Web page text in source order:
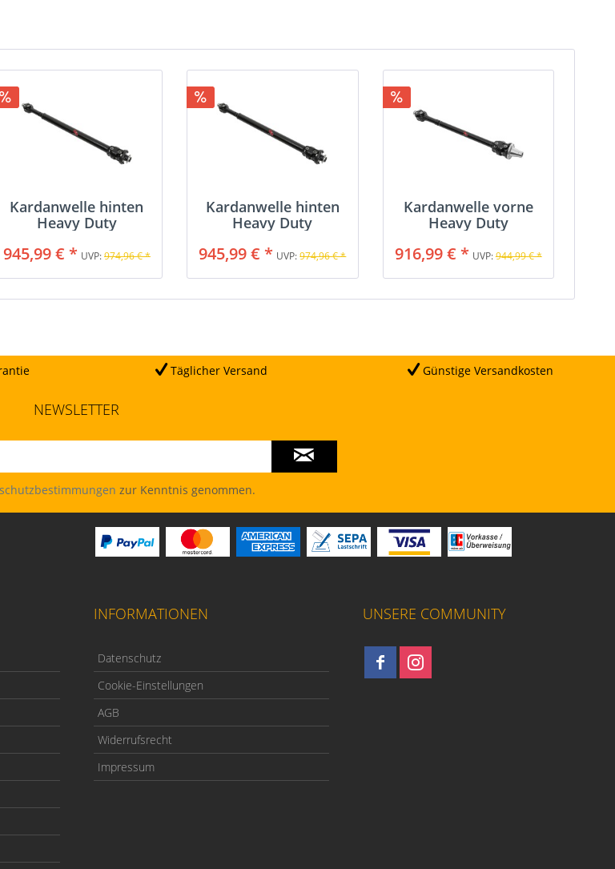
Kardanwelle hinten
Heavy Duty
945,99 € * UVP:974,96 € *
Kardanwelle hinten
Heavy Duty
945,99 € * UVP:974,96 € *
Kardanwelle vorne
Heavy Duty
916,99 € * UVP:944,99 € *
Täglicher Versand Günstige Versandkosten
NEWSLETTER
zur Kenntnis genommen.
INFORMATIONEN
Datenschutz
Cookie-Einstellungen
AGB
Widerrufsrecht
Impressum
UNSERE COMMUNITY